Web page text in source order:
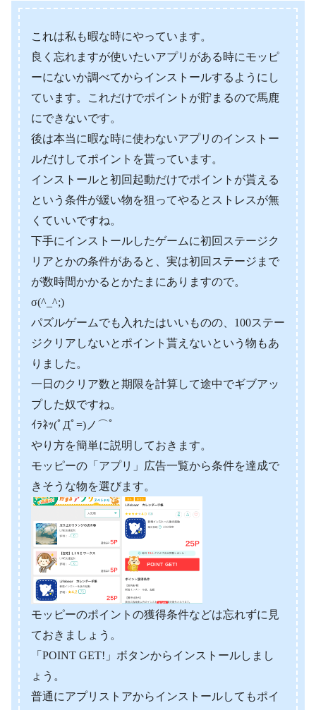
これは私も暇な時にやっています。
良く忘れますが使いたいアプリがある時にモッピ
ーにないか調べてからインストールするようにし
ています。これだけでポイントが貯まるので馬鹿
にできないです。
後は本当に暇な時に使わないアプリのインストー
ルだけしてポイントを貰っています。
インストールと初回起動だけでポイントが貰える
という条件が緩い物を狙ってやるとストレスが無
くていいですね。
下手にインストールしたゲームに初回ステージク
リアとかの条件があると、実は初回ステージまで
が数時間かかるとかたまにありますので。
σ(^_^;)
パズルゲームでも入れたはいいものの、100ステー
ジクリアしないとポイント貰えないという物もあ
りました。
一日のクリア数と期限を計算して途中でギブアッ
プした奴ですね。
ｲﾗﾈｯ(ﾟДﾟ=)ノ⌒ﾟ
やり方を簡単に説明しておきます。
モッピーの「アプリ」広告一覧から条件を達成で
きそうな物を選びます。
モッピーのポイントの獲得条件などは忘れずに見
ておきましょう。
「POINT GET!」ボタンからインストールしまし
ょう。
普通にアプリストアからインストールしてもポイ